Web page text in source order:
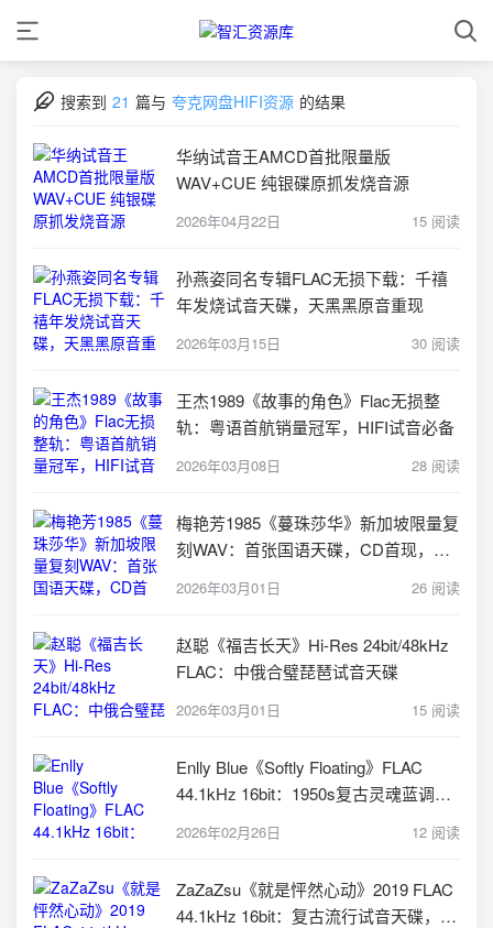
搜索到 21 篇与 夸克网盘HIFI资源 的结果
华纳试音王AMCD首批限量版
WAV+CUE 纯银碟原抓发烧音源
2026年04月22日 15 阅读
孙燕姿同名专辑FLAC无损下载：千禧
年发烧试音天碟，天黑黑原音重现
2026年03月15日 30 阅读
王杰1989《故事的角色》Flac无损整
轨：粤语首航销量冠军，HIFI试音必备
2026年03月08日 28 阅读
梅艳芳1985《蔓珠莎华》新加坡限量复
刻WAV：首张国语天碟，CD首现，发
2026年03月01日 26 阅读
赵聪《福吉长天》Hi-Res 24bit/48kHz
FLAC：中俄合璧琵琶试音天碟
2026年03月01日 15 阅读
Enlly Blue《Softly Floating》FLAC
44.1kHz 16bit：1950s复古灵魂蓝调
2026年02月26日 12 阅读
ZaZaZsu《就是怦然心动》2019 FLAC
44.1kHz 16bit：复古流行试音天碟，把